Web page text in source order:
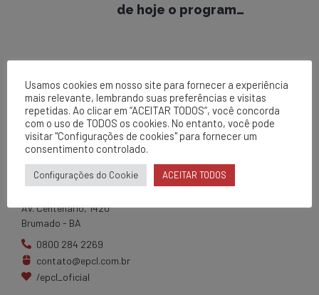
de hoje o programa
EPCL
Matriz
Av. Centenário, 1420
Brumado - BA
0800 284 2269
contato@epcl.com.br
/epcl_oficial
Usamos cookies em nosso site para fornecer a experiência
mais relevante, lembrando suas preferências e visitas
repetidas. Ao clicar em “ACEITAR TODOS”, você concorda
com o uso de TODOS os cookies. No entanto, você pode
visitar "Configurações de cookies" para fornecer um
consentimento controlado.
Configurações do Cookie ACEITAR TODOS